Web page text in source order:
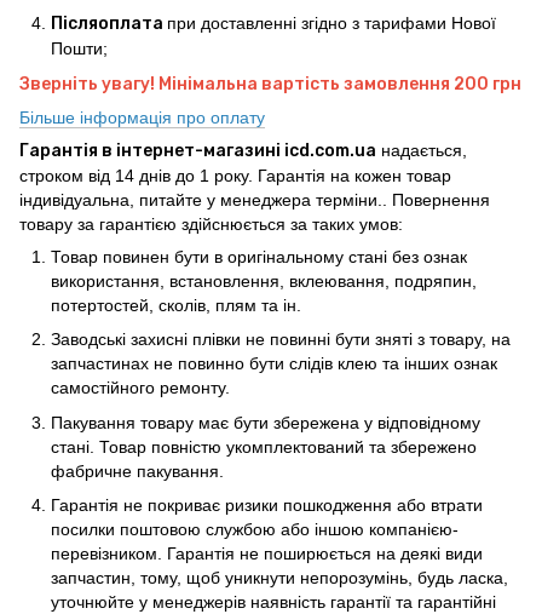
Післяоплата при доставленні згідно з тарифами Нової
Пошти;
Зверніть увагу! Мінімальна вартість замовлення 200 грн
Більше інформація про оплату
Гарантія в інтернет-магазині icd.com.ua надається,
строком від 14 днів до 1 року. Гарантія на кожен товар
індивідуальна, питайте у менеджера терміни.. Повернення
товару за гарантією здійснюється за таких умов:
Товар повинен бути в оригінальному стані без ознак
використання, встановлення, вклеювання, подряпин,
потертостей, сколів, плям та ін.
Заводські захисні плівки не повинні бути зняті з товару, на
запчастинах не повинно бути слідів клею та інших ознак
самостійного ремонту.
Пакування товару має бути збережена у відповідному
стані. Товар повністю укомплектований та збережено
фабричне пакування.
Гарантія не покриває ризики пошкодження або втрати
посилки поштовою службою або іншою компанією-
перевізником. Гарантія не поширюється на деякі види
запчастин, тому, щоб уникнути непорозумінь, будь ласка,
уточнюйте у менеджерів наявність гарантії та гарантійні